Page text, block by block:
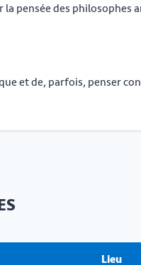
pensée des philosophes
et de, parfois, penser
Lieu